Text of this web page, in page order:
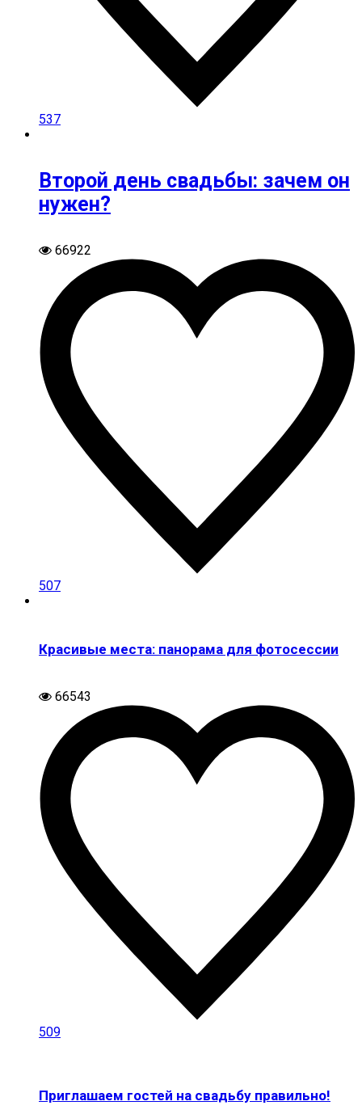
537
Второй день свадьбы: зачем он
нужен?
66922
507
Красивые места: панорама для фотосессии
66543
509
Приглашаем гостей на свадьбу правильно!